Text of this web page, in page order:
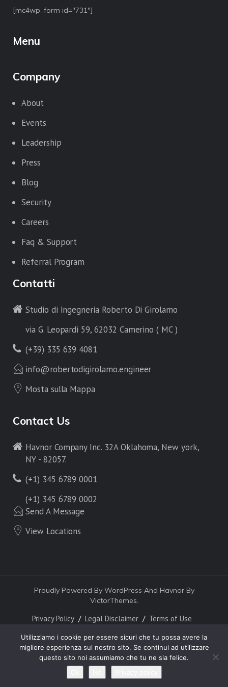
[mc4wp_form id="731"]
Menu
Company
About
Events
Leadership
Press
Blog
Security
Careers
Faq & Support
Referral Program
Contatti
Studio di Ingegneria Roberto Di Girolamo
via G. Leopardi 59, 62032 Camerino ( MC )
(+39) 335 639 4081
info@robertodigirolamo.engineer
Mosta sulla Mappa
Contact Us
Havnor Company Inc. 32A Oklahoma, New york,
NY - 82057.
(+1) 345 6789 0001
(+1) 345 6789 0002
Send A Message
View Locations
Proudly Powered By WordPress And Havnor By
VictorThemes.
Privacy Policy Legal Disclaimer Terms of Use
Utilizziamo i cookie per essere sicuri che tu possa avere la
migliore esperienza sul nostro sito. Se continui ad utilizzare
questo sito noi assumiamo che tu ne sia felice.